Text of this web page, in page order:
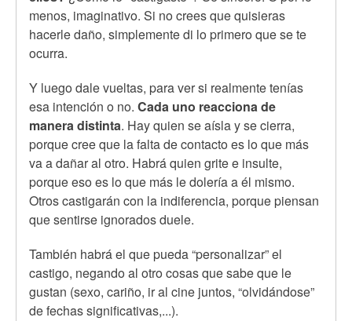
menos, imaginativo. Si no crees que quisieras
hacerle daño, simplemente di lo primero que se te
ocurra.
Y luego dale vueltas, para ver si realmente tenías
esa intención o no. Cada uno reacciona de
manera distinta. Hay quien se aísla y se cierra,
porque cree que la falta de contacto es lo que más
va a dañar al otro. Habrá quien grite e insulte,
porque eso es lo que más le dolería a él mismo.
Otros castigarán con la indiferencia, porque piensan
que sentirse ignorados duele.
También habrá el que pueda “personalizar” el
castigo, negando al otro cosas que sabe que le
gustan (sexo, cariño, ir al cine juntos, “olvidándose”
de fechas significativas,...).